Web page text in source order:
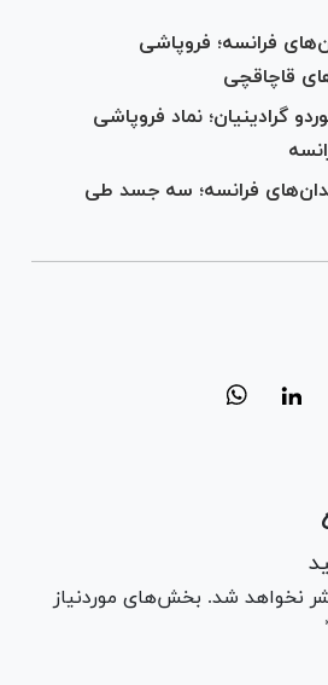
فرانسه؛ فروپاشی
قاچاقچی
گرادینیان؛ نماد فروپاشی
فرانسه؛ سه جسد طی
نخواهد شد. بخش‌های موردنیاز